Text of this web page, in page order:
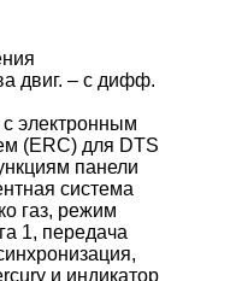
двиг. – с дифф.
с электронным
(ERC) для DTS
панели
система
газ, режим
1, передача
и индикатор